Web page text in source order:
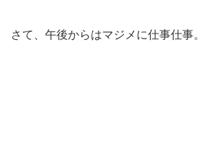
さて、午後からはマジメに仕事仕事。